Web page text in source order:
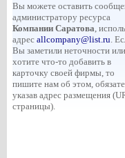
Вы можете оставить
администратору ресурса
Компании Саратова,
адрес allcompany@list.ru.
Вы заметили неточности или
хотите что-то добавить в
карточку своей фирмы, то
пишите нам об этом,
указав адрес размещения
страницы).